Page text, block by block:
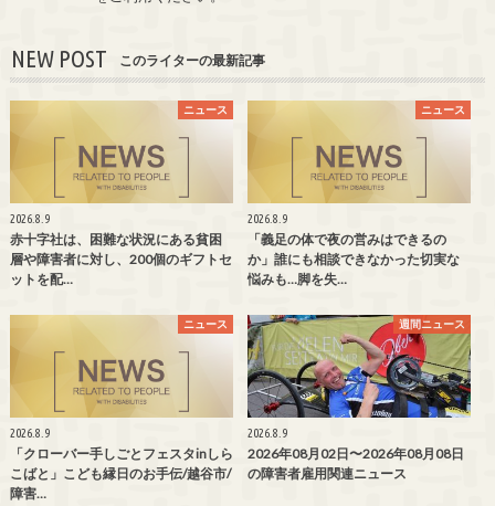
NEW POST このライターの最新記事
ニュース
2026.8.9
赤十字社は、困難な状況にある貧困
層や障害者に対し、200個のギフトセ
ットを配…
ニュース
2026.8.9
「義足の体で夜の営みはできるの
か」誰にも相談できなかった切実な
悩みも…脚を失…
ニュース
2026.8.9
「クローバー手しごとフェスタinしら
こばと」こども縁日のお手伝/越谷市/
障害…
週間ニュース
2026.8.9
2026年08月02日〜2026年08月08日
の障害者雇用関連ニュース